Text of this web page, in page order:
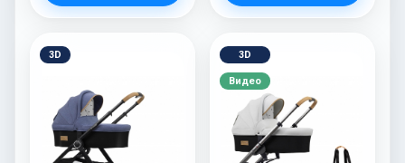
3D 3D
Видео